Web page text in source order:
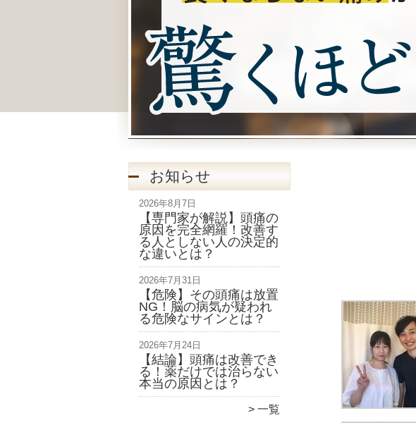
お知らせ
2026年8月7日
【専門家が解説】頭痛の
原因を完全網羅！改善す
る人としない人の決定的
な違いとは？
2026年7月31日
【危険】その頭痛は放置
NG！脳の病気が疑われ
る危険なサインとは？
2026年7月24日
【結論】頭痛は改善でき
る！薬だけでは治らない
本当の原因とは？
一覧